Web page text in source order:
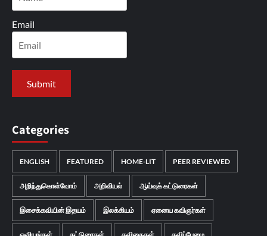
Email
Categories
ENGLISH FEATURED HOME-LIT PEER REVIEWED
அறிந்துகொள்வோம் அறிவியல் ஆய்வுக் கட்டுரைகள்
இசைக்கவியின் இதயம் இலக்கியம் ஏனைய கவிஞர்கள்